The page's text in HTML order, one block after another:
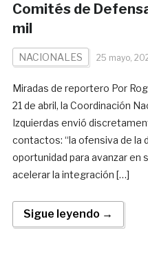
Comités de
mil
NACIONALES 25 mayo,
Miradas de reportero Por
21 de abril, la Coordinación
Izquierdas envió
contactos: “la ofensiva de la
oportunidad para avanzar en
acelerar la integración […]
Sigue leyendo →